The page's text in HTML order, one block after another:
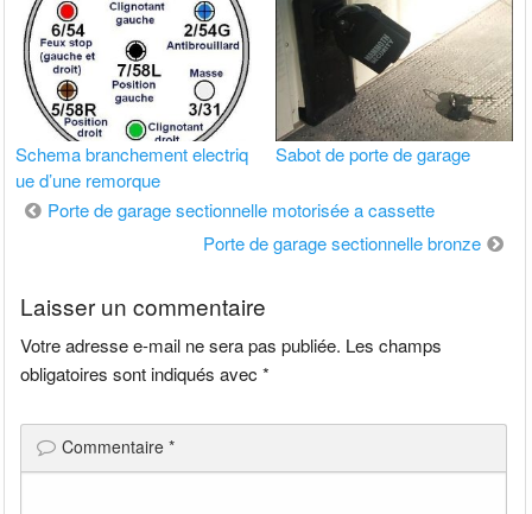
Schema branchement electriq
ue d’une remorque
Sabot de porte de garage
Navigation
Porte de garage sectionnelle motorisée a cassette
Porte de garage sectionnelle bronze
Laisser un commentaire
Votre adresse e-mail ne sera pas publiée. Les champs
obligatoires sont indiqués avec*
Commentaire*